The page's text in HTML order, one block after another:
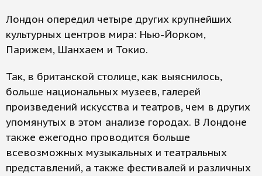
Лондон опередил четыре других крупнейших
культурных центров мира: Нью-Йорком,
Парижем, Шанхаем и Токио.
Так, в британской столице, как выяснилось,
больше национальных музеев, галерей
произведений искусства и театров, чем в других
упомянутых в этом анализе городах. В Лондоне
также ежегодно проводится больше
всевозможных музыкальных и театральных
представлений, а также фестивалей и различных